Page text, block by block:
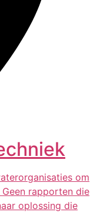
om
rapporten die
oplossing die